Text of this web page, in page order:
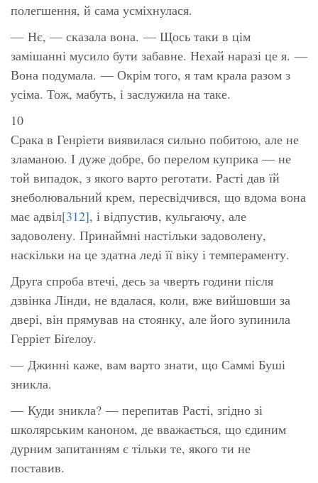
полегшення, й сама усміхнулася.
— Нє, — сказала вона. — Щось таки в цім
замішанні мусило бути забавне. Нехай наразі це я. —
Вона подумала. — Окрім того, я там крала разом з
усіма. Тож, мабуть, і заслужила на таке.
10
Срака в Генріети виявилася сильно побитою, але не
зламаною. І дуже добре, бо перелом куприка — не
той випадок, з якого варто реготати. Расті дав їй
знеболювальний крем, пересвідчився, що вдома вона
має адвіл[312], і відпустив, кульгаючу, але
задоволену. Принаймні настільки задоволену,
наскільки на це здатна леді її віку і темпераменту.
Друга спроба втечі, десь за чверть години після
дзвінка Лінди, не вдалася, коли, вже вийшовши за
двері, він прямував на стоянку, але його зупинила
Герріет Біґелоу.
— Джинні каже, вам варто знати, що Саммі Буші
зникла.
— Куди зникла? — перепитав Расті, згідно зі
школярським каноном, де вважається, що єдиним
дурним запитанням є тільки те, якого ти не
поставив.